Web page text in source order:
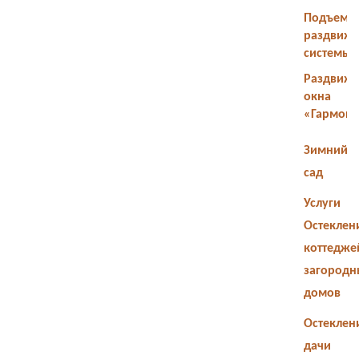
системы
окна
Зимний
сад
Услуги
домов
дачи